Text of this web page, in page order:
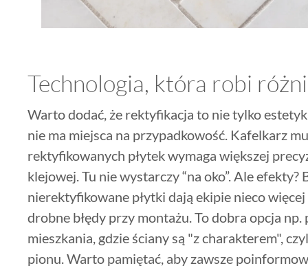
Technologia, która robi
Warto dodać, że rektyfikacja to nie tylko
nie ma miejsca na przypadkowość. Kafelkarz
rektyfikowanych płytek wymaga większej
klejowej. Tu nie wystarczy “na oko”. Ale efekty?
nierektyfikowane płytki dają ekipie nieco
drobne błędy przy montażu. To dobra opcja
mieszkania, gdzie ściany są "z charakterem",
pionu. Warto pamiętać, aby zawsze